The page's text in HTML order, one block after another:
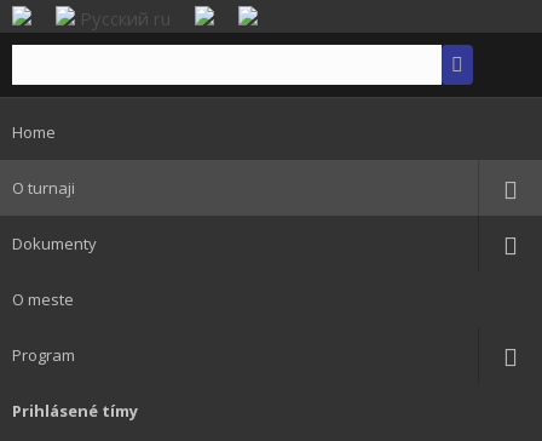
Русский ru
Home
O turnaji
Dokumenty
O meste
Program
Prihlásené tímy